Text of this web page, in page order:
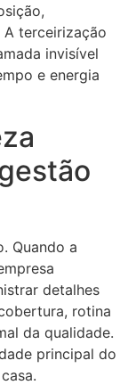
terceirização
invisível
e energia
Quando a
detalhes
rotina
da qualidade.
principal do